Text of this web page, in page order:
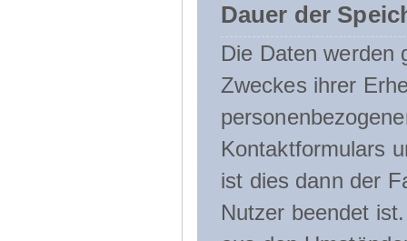
Dauer der
Die Daten werden
Zweckes ihrer
Kontaktformulars
ist dies dann der
Nutzer beendet